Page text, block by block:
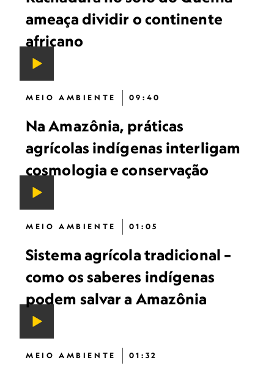
ameaça dividir o continente
africano
MEIO AMBIENTE 09:40
Na Amazônia, práticas
agrícolas indígenas interligam
cosmologia e conservação
MEIO AMBIENTE 01:05
Sistema agrícola tradicional –
como os saberes indígenas
podem salvar a Amazônia
MEIO AMBIENTE 01:32